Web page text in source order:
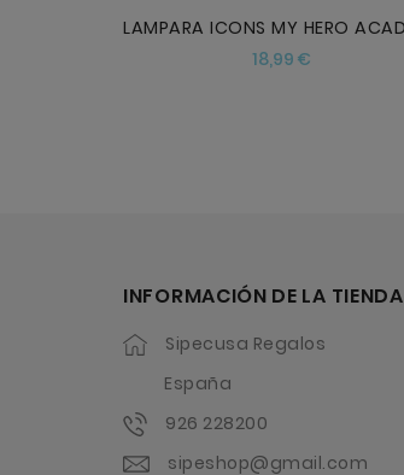
18,99 €
INFORMACIÓN DE LA TIENDA
Sipecusa Regalos
España
926 228200
sipeshop@gmail.com